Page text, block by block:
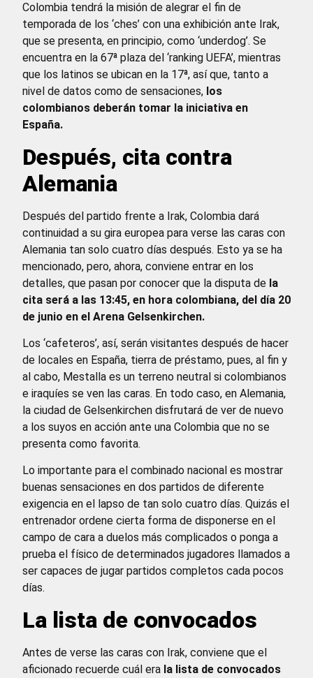
Colombia tendrá la misión de alegrar el fin de
temporada de los ‘ches’ con una exhibición ante Irak,
que se presenta, en principio, como ‘underdog’. Se
encuentra en la 67ª plaza del ‘ranking UEFA’, mientras
que los latinos se ubican en la 17ª, así que, tanto a
nivel de datos como de sensaciones, los
colombianos deberán tomar la iniciativa en
España.
Después, cita contra
Alemania
Después del partido frente a Irak, Colombia dará
continuidad a su gira europea para verse las caras con
Alemania tan solo cuatro días después. Esto ya se ha
mencionado, pero, ahora, conviene entrar en los
detalles, que pasan por conocer que la disputa de la
cita será a las 13:45, en hora colombiana, del día 20
de junio en el Arena Gelsenkirchen.
Los ‘cafeteros’, así, serán visitantes después de hacer
de locales en España, tierra de préstamo, pues, al fin y
al cabo, Mestalla es un terreno neutral si colombianos
e iraquíes se ven las caras. En todo caso, en Alemania,
la ciudad de Gelsenkirchen disfrutará de ver de nuevo
a los suyos en acción ante una Colombia que no se
presenta como favorita.
Lo importante para el combinado nacional es mostrar
buenas sensaciones en dos partidos de diferente
exigencia en el lapso de tan solo cuatro días. Quizás el
entrenador ordene cierta forma de disponerse en el
campo de cara a duelos más complicados o ponga a
prueba el físico de determinados jugadores llamados a
ser capaces de jugar partidos completos cada pocos
días.
La lista de convocados
Antes de verse las caras con Irak, conviene que el
aficionado recuerde cuál era la lista de convocados